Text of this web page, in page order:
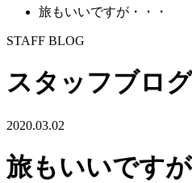
旅もいいですが・・・
STAFF BLOG
スタッフブログ
2020.03.02
旅もいいですが